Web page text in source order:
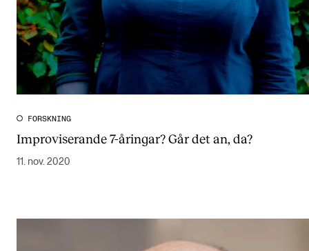
FORSKNING
Improviserande 7-åringar? Går det an, da?
11. nov. 2020